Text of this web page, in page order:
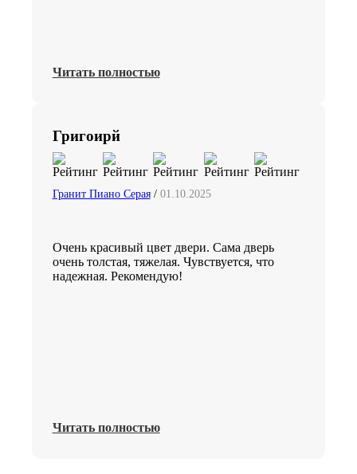
Читать полностью
Григоирй
Гранит Пиано Серая/ 01.10.2025
Очень красивый цвет двери. Сама дверь
очень толстая, тяжелая. Чувствуется, что
надежная. Рекомендую!
Читать полностью